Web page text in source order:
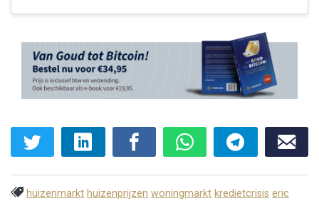
huizenmarkt huizenprijzen woningmarkt kredietcrisis eric